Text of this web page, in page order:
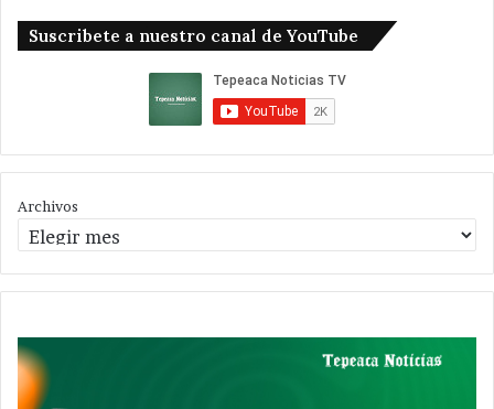
Suscribete a nuestro canal de YouTube
Archivos